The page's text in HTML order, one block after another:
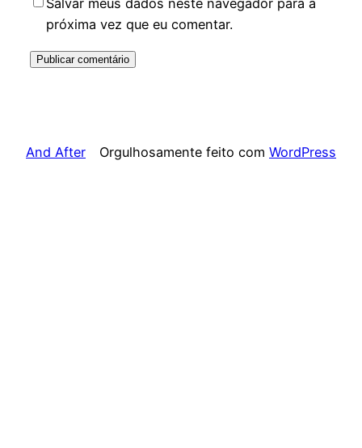
próxima vez que eu comentar.
And After Orgulhosamente feito com WordPress